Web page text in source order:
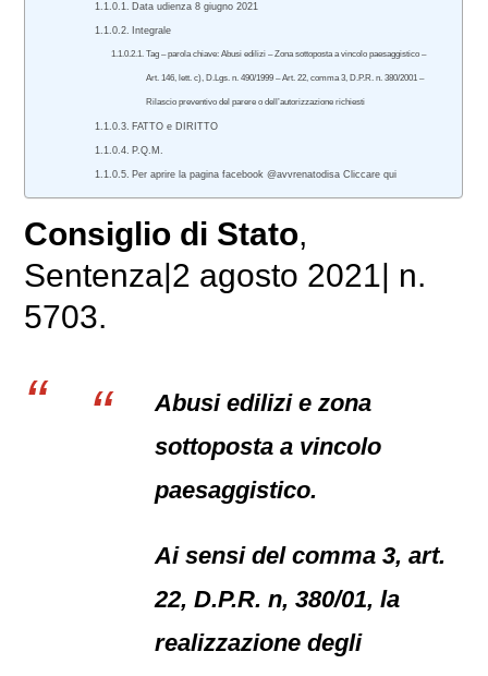
Data udienza 8 giugno 2021
Integrale
Tag – parola chiave: Abusi edilizi – Zona sottoposta a vincolo paesaggistico –
Art. 146, lett. c), D.Lgs. n. 490/1999 – Art. 22, comma 3, D.P.R. n. 380/2001 –
Rilascio preventivo del parere o dell’autorizzazione richiesti
FATTO e DIRITTO
P.Q.M.
Per aprire la pagina facebook @avvrenatodisa Cliccare qui
Consiglio di Stato,
Sentenza|2 agosto 2021| n.
5703.
Abusi edilizi e zona
sottoposta a vincolo
paesaggistico.
Ai sensi del comma 3, art.
22, D.P.R. n, 380/01, la
realizzazione degli